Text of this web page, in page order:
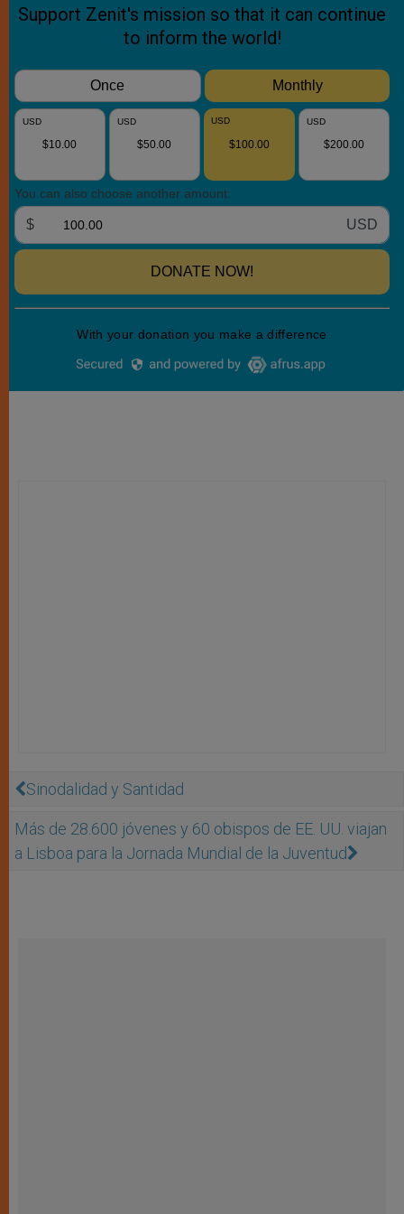
Sinodalidad y Santidad
Más de 28.600 jóvenes y 60 obispos de EE. UU. viajan
a Lisboa para la Jornada Mundial de la Juventud